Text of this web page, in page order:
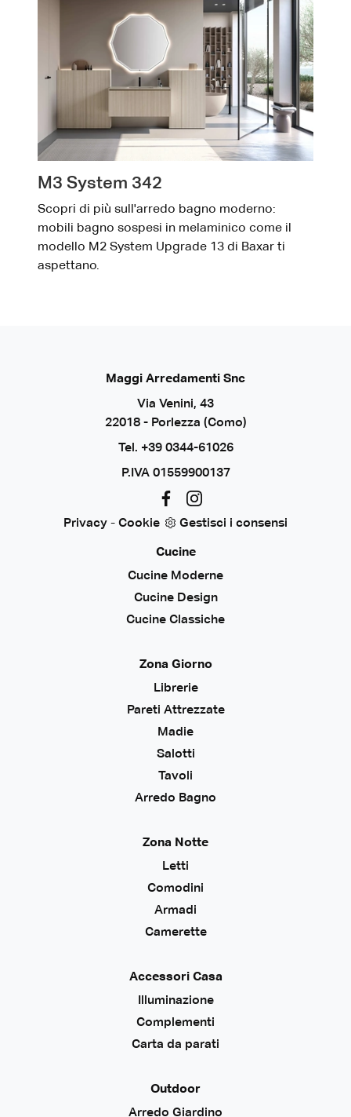
M3 System 342
Scopri di più sull'arredo bagno moderno:
mobili bagno sospesi in melaminico come il
modello M2 System Upgrade 13 di Baxar ti
aspettano.
Maggi Arredamenti Snc
Via Venini, 43
22018 - Porlezza (Como)
Tel. +39 0344-61026
P.IVA 01559900137
Privacy - Cookie Gestisci i consensi
Cucine
Cucine Moderne
Cucine Design
Cucine Classiche
Zona Giorno
Librerie
Pareti Attrezzate
Madie
Salotti
Tavoli
Arredo Bagno
Zona Notte
Letti
Comodini
Armadi
Camerette
Accessori Casa
Illuminazione
Complementi
Carta da parati
Outdoor
Arredo Giardino